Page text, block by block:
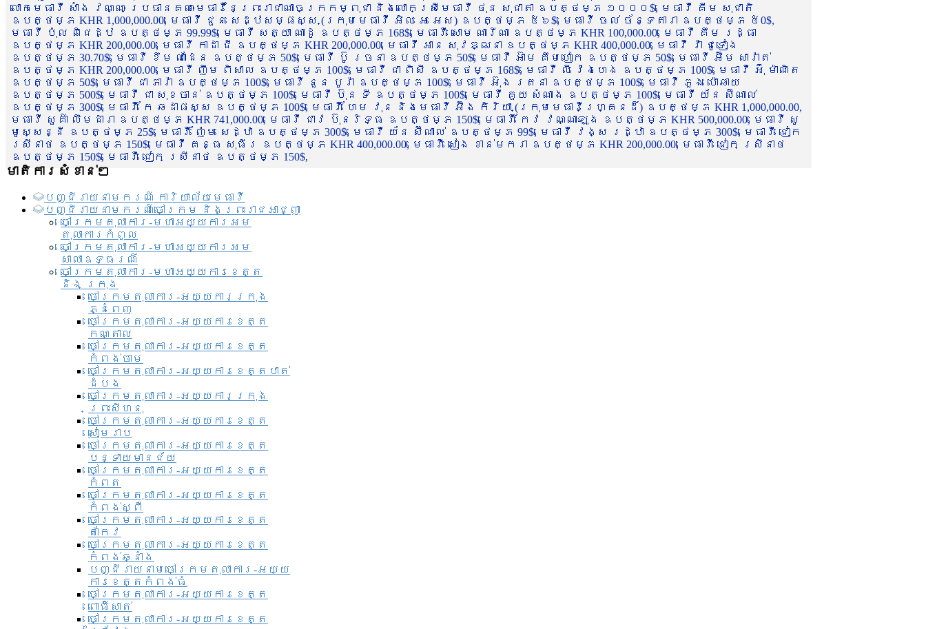
លោកមេធាវី សាំង វណ្ណៈ ប្រធានគណៈមេធាវីនៃព្រះរាជាណាចក្រកម្ពុជា និងលោកស្រីមេធាវី ថុន សុជាតា ឧបត្ថម្ភ ១០០០$, មេធាវី គីម សុជាតិ
ឧបត្ថម្ភ KHR 1,000,000.00, មេធាវី ជួន សេដ្ឋសម្ផស្ស (ក្រុមមេធាវី អិល អេ អេស) ឧបត្ថម្ភ ៥៦$, មេធាវី ចល់ ច័ន្ទតារា ឧបត្ថម្ភ ៥0$,
មេធាវី ប៉ុល ពិជេដ្ឋ ឧបត្ថម្ភ 99.99$, មេធាវី សត្យា ណាដូ ឧបត្ថម្ភ 168$, មេធាវី សោម ណារីណា ឧបត្ថម្ភ KHR 100,000.00, មេធាវី គឹម រដ្ធា
ឧបត្ថម្ភ KHR 200,000.00, មេធាវី កាដា ជី ឧបត្ថម្ភ KHR 200,000.00, មេធាវី អាន សុវឌ្ឍនា ឧបត្ថម្ភ KHR 400,000.00, មេធាវី វ៉ា ជូទៀង
ឧបត្ថម្ភ 30.70$, មេធាវី ខឹម ណាដែន ឧបត្ថម្ភ 50$, មេធាវី ប៊ូ រចនា ឧបត្ថម្ភ 50$, មេធាវី អ៊ាម គឹមហៀក ឧបត្ថម្ភ 50$, មេធាវី អ៊ឹម សារ៉ាត់
ឧបត្ថម្ភ KHR 200,000.00, មេធាវី ញឹម ពិសាល ឧបត្ថម្ភ 100$, មេធាវី ជា ពិសី ឧបត្ថម្ភ 168$, មេធាវី លី វ៉េងហេង ឧបត្ថម្ភ 100$, មេធាវី អ៊ុំ ម៉ាណិត
ឧបត្ថម្ភ 50$, មេធាវី ជា ភារ៉ា ឧបត្ថម្ភ 100$, មេធាវី នួន បូរ៉ា ឧបត្ថម្ភ 100$, មេធាវី អ៊ុង រតនា ឧបត្ថម្ភ 100$, មេធាវី ភួង ប៉ោឆាយ
ឧបត្ថម្ភ 500$, មេធាវី ជា សុខចាន់ ឧបត្ថម្ភ 100$, មេធាវី ប៊ុន ទី ឧបត្ថម្ភ 100$, មេធាវី គួយ សំណាង ឧបត្ថម្ភ 100$, មេធាវី យ័ន ស៊ីណាល់
ឧបត្ថម្ភ 300$, មេធាវី កែ ឆដាផស្ស ឧបត្ថម្ភ 100$, មេធាវី ហែម វុន និងមេធាវី អ៊ឹង កិរិយា (ក្រុមមេធាវីហ្គ្រេនដ៏) ឧបត្ថម្ភ KHR 1,000,000.00,
មេធាវី សួគ៌ា លឹមដារា ឧបត្ថម្ភ KHR 741,000.00, មេធាវី ជាវ ប៊ុនរិទ្ធ ឧបត្ថម្ភ 150$, មេធាវី កែវ វណ្ណាឡុង ឧបត្ថម្ភ KHR 500,000.00, មេធាវី សូ
មូសេ្សន្នី ឧបត្ថម្ភ 25$, មេធាវី ញ៉ែម សេដ្ឋា ឧបត្ថម្ភ 300$, មេធាវី យ័ន ស៊ីណាល់ ឧបត្ថម្ភ 99$, មេធាវី វង្ស រដ្ឋា ឧបត្ថម្ភ 300$, មេធាវី ជៀក
ស្រីនាថ ឧបត្ថម្ភ 150$, មេធាវី គន្ធ សុធីរ ឧបត្ថម្ភ KHR 400,000.00, មេធាវី សៀង ខាន់មករា ឧបត្ថម្ភ KHR 200,000.00, មេធាវី ជៀក ស្រីនាថ
ឧបត្ថម្ភ 150$, មេធាវី ជៀក ស្រីនាថ ឧបត្ថម្ភ 150$,
មាតិការសំខាន់ៗ
បញ្ជី​រាយ​នាមករណ៍ ការិយាល័យ​មេធាវី​
បញ្ជី​រាយ​នាមករណ៍​ចៅក្រម និងព្រះរាជអាជ្ញា
ចៅក្រមតុលាការ-មហាអយ្យការអម
តុលាការកំពូល
ចៅក្រមតុលាការ-មហាអយ្យការអម
សាលាឧទ្ធរណ៏
ចៅក្រមតុលាការ-មហាអយ្យការខេត្ត
និង ក្រុង
ចៅក្រមតុលាការ-អយ្យការក្រុង
ភ្នំពេញ
ចៅក្រមតុលាការ-អយ្យការខេត្ត
កណ្តាល
ចៅក្រមតុលាការ-អយ្យការខេត្ត
កំពង់ចាម
ចៅក្រមតុលាការ-អយ្យការខេត្តបាត់
ដំបង
ចៅក្រមតុលាការ-អយ្យការ​ក្រុង
ព្រះសីហនុ
ចៅក្រមតុលាការ-អយ្យការខេត្ត
សៀមរាប
ចៅក្រមតុលាការ-អយ្យការខេត្ត
បន្ទាយមានជ័យ
ចៅក្រមតុលាការ-អយ្យការខេត្ត
កំពត
ចៅក្រមតុលាការ-អយ្យការខេត្ត
កំពង់ស្ពឺ
ចៅក្រមតុលាការ-អយ្យការខេត្ត
តាកែវ
ចៅក្រមតុលាការ-អយ្យការខេត្ត
កំពង់ឆ្នាំង
បញ្ជីរាយនាមចៅក្រមតុលាការ-អយ្យ
ការខេត្តកំពង់ធំ
ចៅក្រមតុលាការ-អយ្យការខេត្ត
ពោធិ៍សាត់
ចៅក្រមតុលាការ-អយ្យការខេត្ត